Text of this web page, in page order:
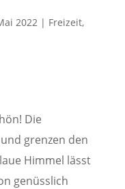
2022| Freizeit,
Die
grenzen den
Himmel lässt
genüsslich